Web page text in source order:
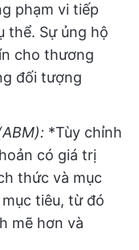
phạm vi tiếp
thể. Sự ủng hộ
cho thương
đối tượng
*Tùy chỉnh
có giá trị
thức và mục
tiêu, từ đó
mẽ hơn và